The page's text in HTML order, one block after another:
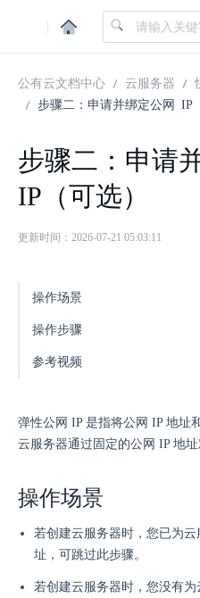
|
公有云文档中心 云服务器
步骤二：申请并绑定公网 IP
步骤二：申请
IP（可选）
更新时间：2026-07-21 05:03:11
操作场景
操作步骤
参考视频
弹性公网 IP 是指将公网 IP 地址
云服务器通过固定的公网 IP 地址
操作场景
若创建云服务器时，您已为
址，可跳过此步骤。
若创建云服务器时，您没有